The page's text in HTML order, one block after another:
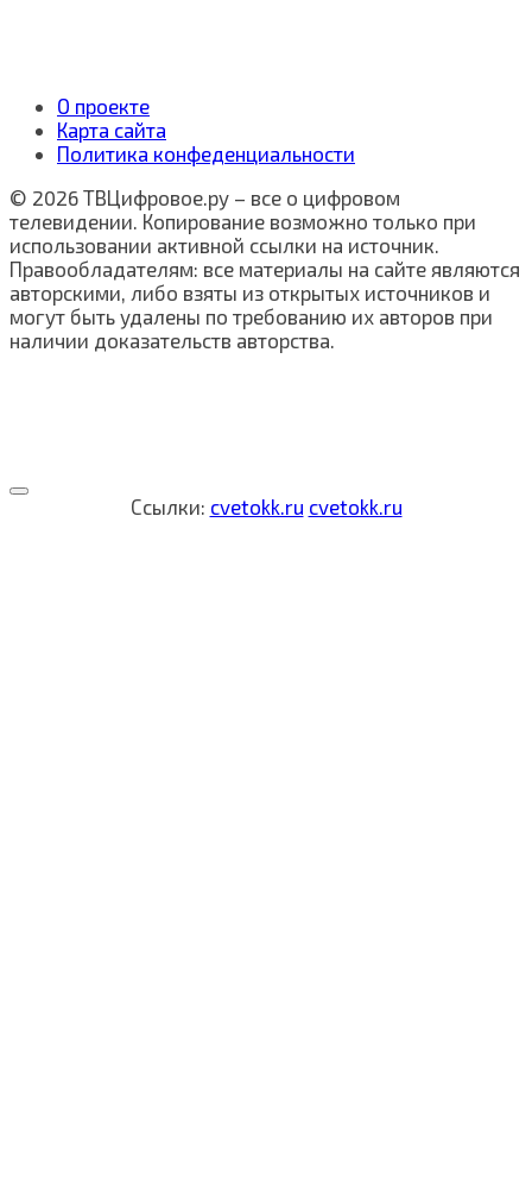
О проекте
Карта сайта
Политика конфеденциальности
© 2026 ТВЦифровое.ру – все о цифровом
телевидении. Копирование возможно только при
использовании активной ссылки на источник.
Правообладателям: все материалы на сайте являются
авторскими, либо взяты из открытых источников и
могут быть удалены по требованию их авторов при
наличии доказательств авторства.
Ссылки: cvetokk.ru cvetokk.ru